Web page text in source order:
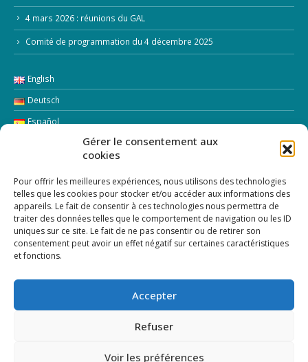
Gérer le consentement aux
cookies
Pour offrir les meilleures expériences, nous utilisons des technologies
telles que les cookies pour stocker et/ou accéder aux informations des
appareils. Le fait de consentir à ces technologies nous permettra de
traiter des données telles que le comportement de navigation ou les ID
uniques sur ce site. Le fait de ne pas consentir ou de retirer son
consentement peut avoir un effet négatif sur certaines caractéristiques
et fonctions.
Accepter
Refuser
Voir les préférences
4 mars 2026 : réunions du GAL
Comité de programmation du 4 décembre 2025
English
Deutsch
Español
LETTRE D’INFORMATION
Addresse Email: